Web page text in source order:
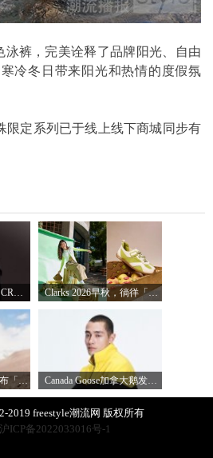
泳裤，完美诠释了品牌阳光、自由
冷冬日带来阳光和热情的度假氛
限定系列已于线上线下商城同步有
匡威全新RUN STAR CRUSH「小鲨鱼厚底鞋」飒 Clarks 2026早秋，徜徉「苹」凡，走出惬意
HUNTER携手Tagi.发布「寻靴启事」联名系列 Canada Goose加拿大鹅发布2026秋冬抓绒系列
2019 freestyle潮流网 版权所有
ICP备2022033016号-1